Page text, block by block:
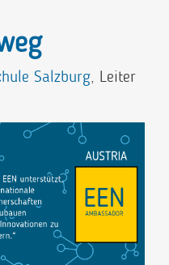
Salzburg, Leiter